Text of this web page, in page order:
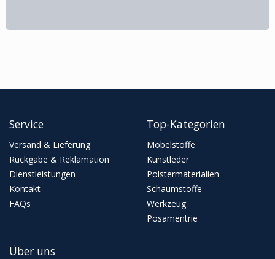
Service
Versand & Lieferung
Rückgabe & Reklamation
Dienstleistungen
Kontakt
FAQs
Top-Kategorien
Möbelstoffe
Kunstleder
Polstermaterialien
Schaumstoffe
Werkzeug
Posamentrie
Über uns